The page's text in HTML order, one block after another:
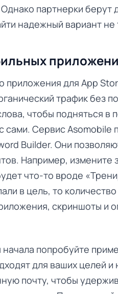
партнерки
надежный вариант не
приложения для App
трафик без
чтобы подняться в
сами. Сервис Asomobile
Builder. Они
Например, измените
что-то вроде
в цель, то
скриншоты и
попробуйте
для ваших целей
почту, чтобы